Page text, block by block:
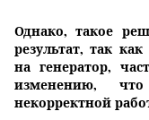
Однако, такое
результат, так
на генератор,
изменению, что
некорректной